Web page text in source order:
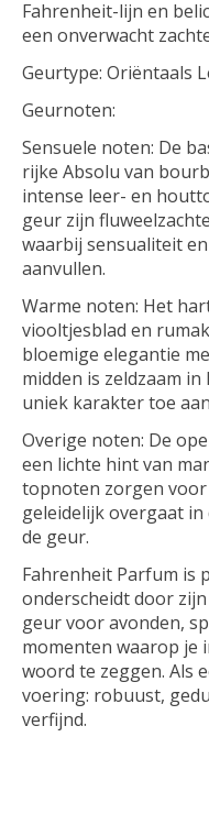
Fahrenheit-lijn en
een onverwacht
Geurtype: Oriëntaals
Geurnoten:
Sensuele noten: De
rijke Absolu van
intense leer- en
geur zijn
waarbij sensualiteit
aanvullen.
Warme noten: Het
viooltjesblad en
bloemige elegantie
midden is zeldzaam
uniek karakter toe
Overige noten: De
een lichte hint van
topnoten zorgen voor
geleidelijk overgaat
de geur.
Fahrenheit Parfum is
onderscheidt door
geur voor avonden,
momenten waarop je
woord te zeggen. Als
voering: robuust,
verfijnd.